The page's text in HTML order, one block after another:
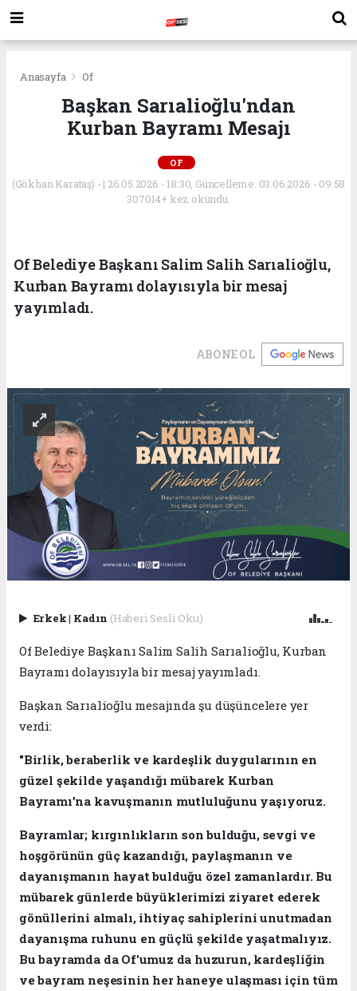
Anasayfa Of
Başkan Sarıalioğlu'ndan
Kurban Bayramı Mesajı
OF
(Gökhan Karataş) - | 26.05.2026 - 18:30, Güncelleme: 03.06.2026 - 09:58
307014+ kez okundu.
Of Belediye Başkanı Salim Salih Sarıalioğlu,
Kurban Bayramı dolayısıyla bir mesaj
yayımladı.
ABONE OL
Erkek| Kadın (Haberi Sesli Oku)
Of Belediye Başkanı Salim Salih Sarıalioğlu, Kurban
Bayramı dolayısıyla bir mesaj yayımladı.
Başkan Sarıalioğlu mesajında şu düşüncelere yer
verdi:
"Birlik, beraberlik ve kardeşlik duygularının en
güzel şekilde yaşandığı mübarek Kurban
Bayramı’na kavuşmanın mutluluğunu yaşıyoruz.
Bayramlar; kırgınlıkların son bulduğu, sevgi ve
hoşgörünün güç kazandığı, paylaşmanın ve
dayanışmanın hayat bulduğu özel zamanlardır. Bu
mübarek günlerde büyüklerimizi ziyaret ederek
gönüllerini almalı, ihtiyaç sahiplerini unutmadan
dayanışma ruhunu en güçlü şekilde yaşatmalıyız.
Bu bayramda da Of'umuz da huzurun, kardeşliğin
ve bayram neşesinin her haneye ulaşması için tüm